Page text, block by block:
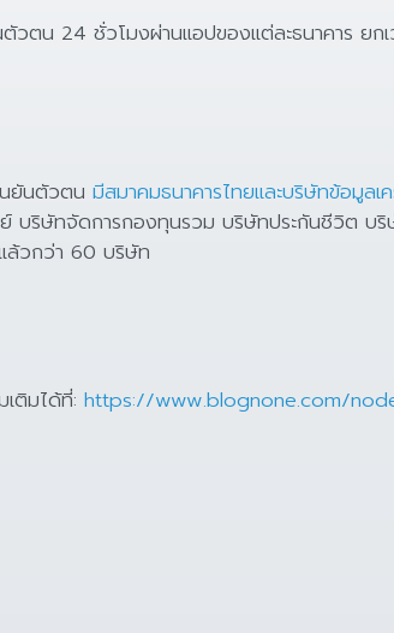
ตัวตน 24 ชั่วโมงผ่านแอปของแต่ละธนาคาร
ยันตัวตน มีสมาคมธนาคารไทยและบริษัทข้อมูล
ริษัทจัดการกองทุนรวม บริษัทประกันชีวิต บริ
ล้วกว่า 60 บริษัท
ติมได้ที่: https://www.blognone.com/